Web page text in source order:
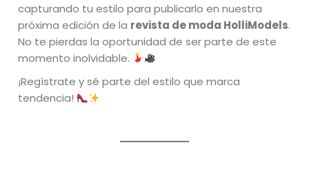
capturando tu estilo para publicarlo en nuestra
próxima edición de la revista de moda HolliModels.
No te pierdas la oportunidad de ser parte de este
momento inolvidable.
¡Regístrate y sé parte del estilo que marca
tendencia!